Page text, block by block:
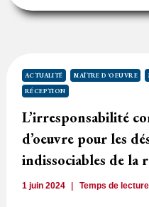
JOUISSANCE
LOCATIVE
:
ACTUALITÉ MAÎTRE D'OEUVRE
RÉCEPTION
L’irresponsabilité
d’oeuvre pour les
indissociables de la
1 juin 2024 Temps de lecture